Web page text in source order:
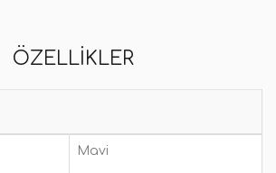
ÖZELLIKLER
Mavi